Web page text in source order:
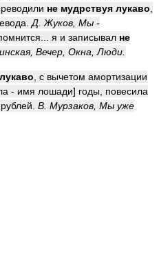
не мудрствуя лукаво
Д. Жуков, Мы -
я и записывал не
Вечер, Окна, Люди.
, с вычетом амортизации
- имя лошади] годы, повесила
В. Мурзаков, Мы уже